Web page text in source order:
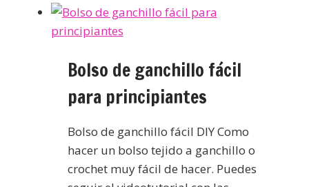
Bolso de ganchillo fácil
para principiantes
Bolso de ganchillo fácil DIY Como
hacer un bolso tejido a ganchillo o
crochet muy fácil de hacer. Puedes